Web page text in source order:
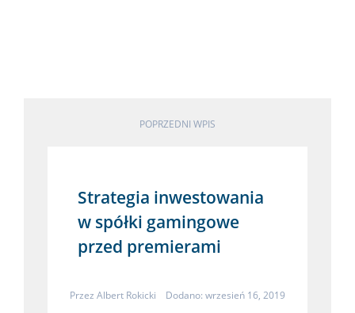
POPRZEDNI WPIS
Strategia inwestowania
w spółki gamingowe
przed premierami
Przez Albert Rokicki Dodano: wrzesień 16, 2019